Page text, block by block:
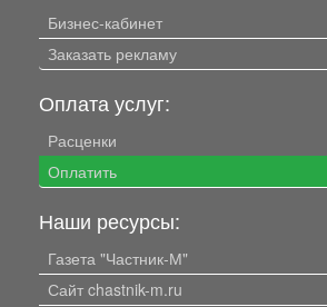
Бизнес-кабинет
Заказать рекламу
Оплата услуг:
Расценки
Оплатить
Наши ресурсы:
Газета "Частник-М"
Сайт chastnik-m.ru